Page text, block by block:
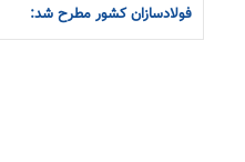
فولادسازان کشور مطرح شد: